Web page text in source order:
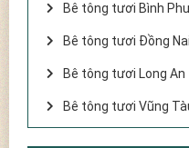
Bê tông tươi Bình
Bê tông tươi Đồng Nai
Bê tông tươi Long An
Bê tông tươi Vũng